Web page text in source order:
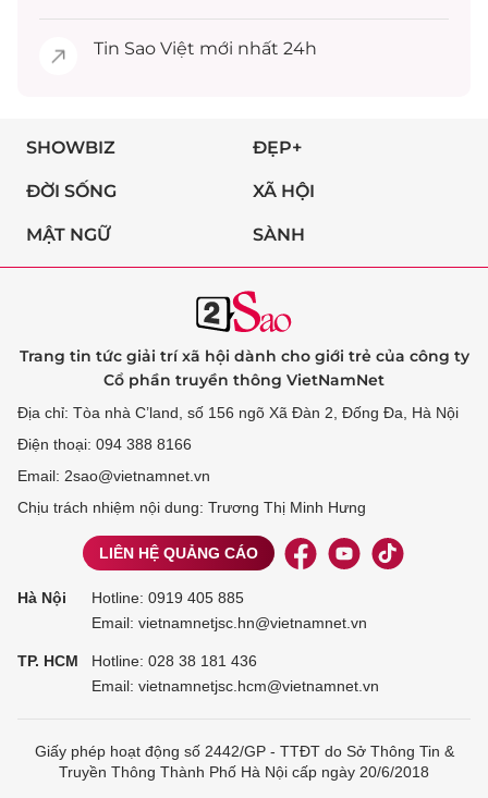
Tin Sao Việt mới nhất 24h
SHOWBIZ ĐẸP+
ĐỜI SỐNG XÃ HỘI
MẬT NGỮ SÀNH
Trang tin tức giải trí xã hội dành cho giới trẻ của công ty
Cổ phần truyền thông VietNamNet
Địa chỉ: Tòa nhà C’land, số 156 ngõ Xã Đàn 2, Đống Đa, Hà Nội
Điện thoại: 094 388 8166
Email: 2sao@vietnamnet.vn
Chịu trách nhiệm nội dung: Trương Thị Minh Hưng
LIÊN HỆ QUẢNG CÁO
Hà Nội Hotline: 0919 405 885
Email: vietnamnetjsc.hn@vietnamnet.vn
TP. HCM Hotline: 028 38 181 436
Email: vietnamnetjsc.hcm@vietnamnet.vn
Giấy phép hoạt động số 2442/GP - TTĐT do Sở Thông Tin &
Truyền Thông Thành Phố Hà Nội cấp ngày 20/6/2018